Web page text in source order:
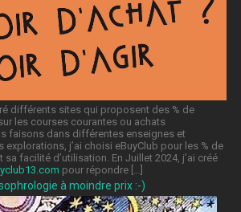
différents sites qui proposent des % de
les courses courantes ou achats
faisons dans différentes enseignes et
explorations, j’ai choisi eBuyClub pour les % de
facilité d’utilisation. En Juillet 2024, j’ai créé
pour répondre […]
à moindre prix :-)